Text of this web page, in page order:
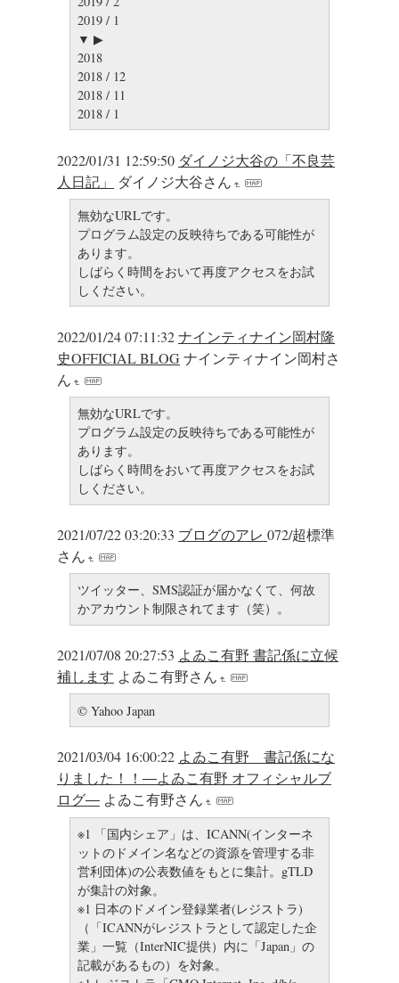
2019 / 1
▼ ▶
2018
2018 / 12
2018 / 11
2018 / 1
2022/01/31 12:59:50 ダイノジ大谷の「不良芸
人日記」
ダイノジ大谷さん
無効なURLです。
プログラム設定の反映待ちである可能性が
あります。
しばらく時間をおいて再度アクセスをお試
しください。
2022/01/24 07:11:32ナインティナイン岡村隆
史OFFICIAL BLOGナインティナイン岡村さ
ん
無効なURLです。
プログラム設定の反映待ちである可能性が
あります。
しばらく時間をおいて再度アクセスをお試
しください。
2021/07/22 03:20:33 ブログのアレ 072/超標準
さん
ツイッター、SMS認証が届かなくて、何故
かアカウント制限されてます（笑）。
2021/07/08 20:27:53 よゐこ有野 書記係に立候
補します よゐこ有野さん
© Yahoo Japan
2021/03/04 16:00:22 よゐこ有野 書記係にな
りました！！―よゐこ有野 オフィシャルブ
ログ― よゐこ有野さん
※1 「国内シェア」は、ICANN(インターネ
ットのドメイン名などの資源を管理する非
営利団体)の公表数値をもとに集計。gTLD
が集計の対象。
※1 日本のドメイン登録業者(レジストラ)
（「ICANNがレジストラとして認定した企
業」一覧（InterNIC提供）内に「Japan」の
記載があるもの）を対象。